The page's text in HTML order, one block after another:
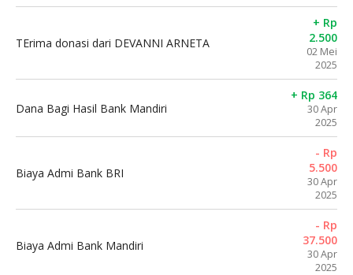
TErima donasi dari DEVANNI ARNETA
+ Rp
2.500
02 Mei
2025
Dana Bagi Hasil Bank Mandiri
+ Rp 364
30 Apr
2025
Biaya Admi Bank BRI
- Rp
5.500
30 Apr
2025
Biaya Admi Bank Mandiri
- Rp
37.500
30 Apr
2025